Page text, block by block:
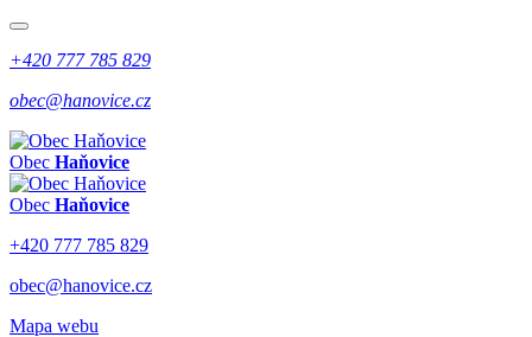
+420 777 785 829
obec@hanovice.cz
Obec Haňovice
Obec Haňovice
+420 777 785 829
obec@hanovice.cz
Mapa webu